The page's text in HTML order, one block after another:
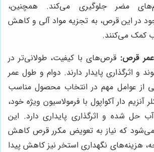
مضر جلوگیری می‌کند. همچنین،
در این قرص، به تجزیه مواد آلی و کاهش
کمک می‌کنند.
قرص: قرص‌های با کیفیت، طولانی‌تر در
و اثرگذاری پایدار دارند. دوام و طول عمر
از عوامل مهم در انتخاب محصول مناسب
دار آکواپول با فرمولاسیون ویژه خود،
حل شده و اثرگذاری پایداری دارد. این
که نیاز به تعویض مکرر قرص کاهش
هزینه‌های نگهداری استخر نیز کاهش پیدا